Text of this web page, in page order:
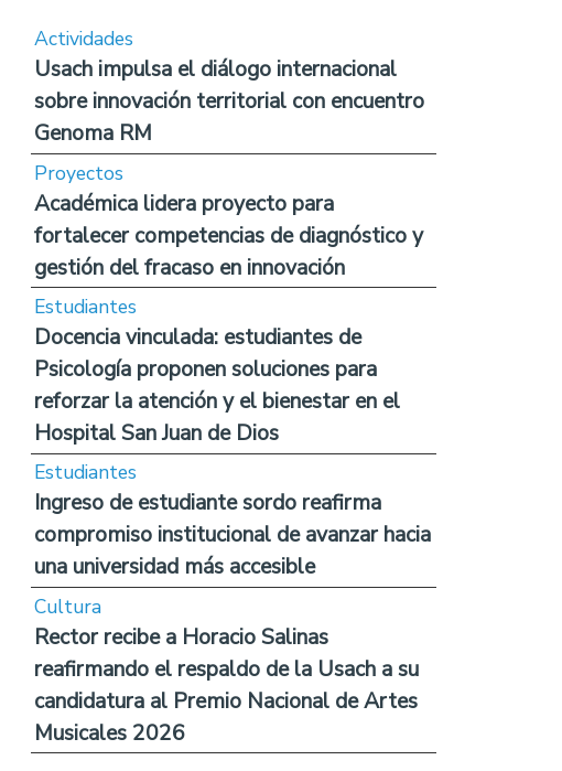
Actividades
Usach impulsa el diálogo internacional
sobre innovación territorial con encuentro
Genoma RM
Proyectos
Académica lidera proyecto para
fortalecer competencias de diagnóstico y
gestión del fracaso en innovación
Estudiantes
Docencia vinculada: estudiantes de
Psicología proponen soluciones para
reforzar la atención y el bienestar en el
Hospital San Juan de Dios
Estudiantes
Ingreso de estudiante sordo reafirma
compromiso institucional de avanzar hacia
una universidad más accesible
Cultura
Rector recibe a Horacio Salinas
reafirmando el respaldo de la Usach a su
candidatura al Premio Nacional de Artes
Musicales 2026